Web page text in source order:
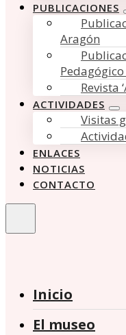
PUBLICACIONES
Aragón
Revista
ACTIVIDADES
Visitas
ENLACES
NOTICIAS
CONTACTO
Inicio
El museo